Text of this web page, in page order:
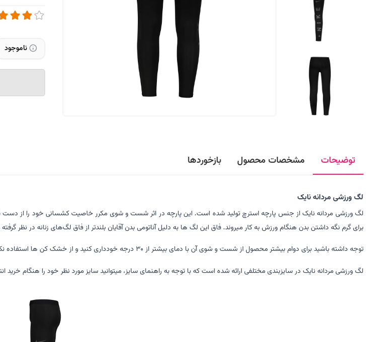
ناموجود
توضیحات مشخصات محصول بازخوردها
لگ ورزشی مردانه نایک
لگ ورزشی مردانه نایک از جنس پارچه استرچ تولید شده است. این پارچه در اثر شست و شوی مکرر خاصیت کشسانی خود را از
برای گرم نگه داشتن بدن هنگام ورزش به کار میروند. فاق این لگ ها به دلیل آناتومی بدن آقایان بلندتر از فاق لگ‌های زنانه در نظر
توجه داشته باشید برای دوام بیشتر محصول از شست و شوی آن با دمای بیشتر از 30 درجه خودداری کنید و از خشک کن ها استفاده نکنید. همچنین از به کار گیری مواد سفید کننده خودداری کنید.
لگ ورزشی مردانه نایک در سایزبندی مختلفی ارائه شده است که با توجه به راهنمای سایز، میتوانید سایز مورد نظر خود را هنگام خرید